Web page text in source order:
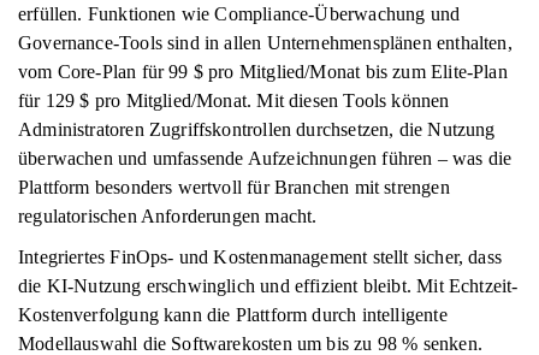
erfüllen. Funktionen wie Compliance-Überwachung und
Governance-Tools sind in allen Unternehmensplänen enthalten,
vom Core-Plan für 99 $ pro Mitglied/Monat bis zum Elite-Plan
für 129 $ pro Mitglied/Monat. Mit diesen Tools können
Administratoren Zugriffskontrollen durchsetzen, die Nutzung
überwachen und umfassende Aufzeichnungen führen – was die
Plattform besonders wertvoll für Branchen mit strengen
regulatorischen Anforderungen macht.
Integriertes FinOps- und Kostenmanagement stellt sicher, dass
die KI-Nutzung erschwinglich und effizient bleibt. Mit Echtzeit-
Kostenverfolgung kann die Plattform durch intelligente
Modellauswahl die Softwarekosten um bis zu 98 % senken.